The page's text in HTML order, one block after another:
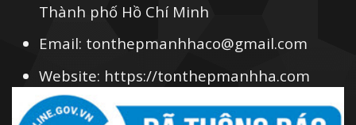
Thành phố Hồ Chí Minh
Email: tonthepmanhhaco@gmail.com
Website: https://tonthepmanhha.com